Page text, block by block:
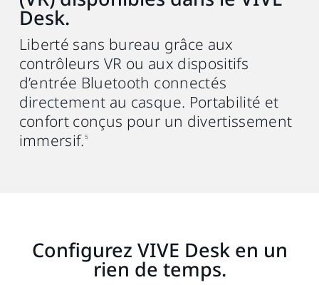
Desk.
Liberté sans bureau grâce aux
contrôleurs VR ou aux dispositifs
d’entrée Bluetooth connectés
directement au casque. Portabilité et
confort conçus pour un divertissement
immersif.5
Configurez VIVE Desk en un
rien de temps.